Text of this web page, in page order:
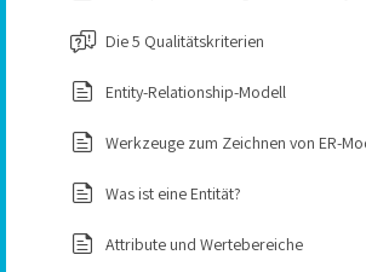
Die 5 Qualitätskriterien
Entity-Relationship-Modell
Werkzeuge zum Zeichnen von ER-
Was ist eine Entität?
Attribute und Wertebereiche